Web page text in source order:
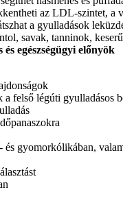
az LDL-szintet, a
a gyulladások
savak, tanninok,
egészségügyi előnyök
felső légúti gyulladásos
gyomorkólikában,